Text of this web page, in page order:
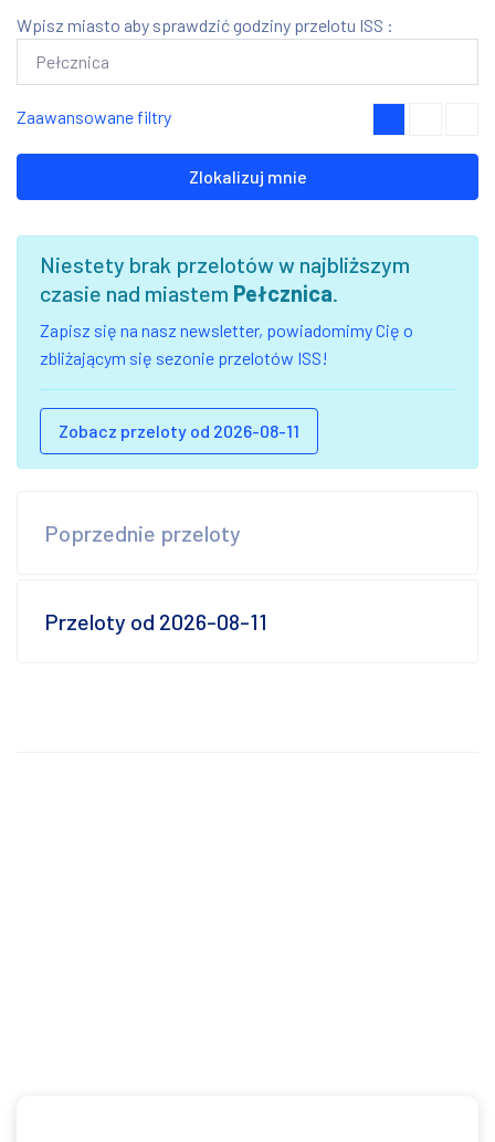
Wpisz miasto aby sprawdzić godziny przelotu ISS :
Zaawansowane filtry
Zlokalizuj mnie
Niestety brak przelotów w najbliższym
czasie nad miastem Pełcznica.
Zapisz się na nasz newsletter, powiadomimy Cię o
zbliżającym się sezonie przelotów ISS!
Zobacz przeloty od 2026-08-11
Poprzednie przeloty
Przeloty od 2026-08-11